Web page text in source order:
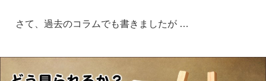
さて、過去のコラムでも書きましたが …